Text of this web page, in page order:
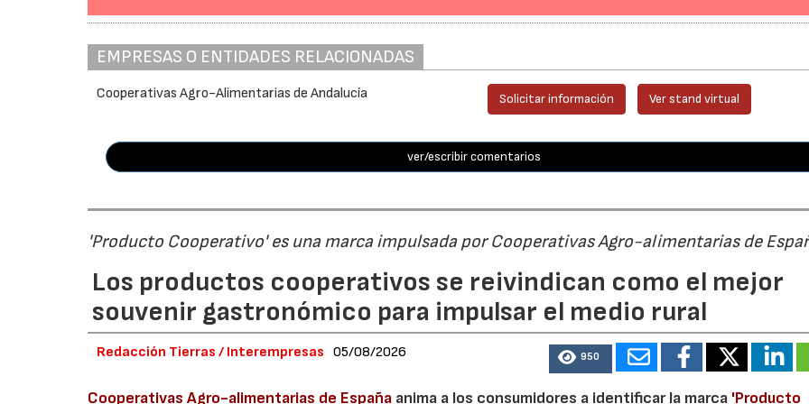
EMPRESAS O ENTIDADES RELACIONADAS
Cooperativas Agro-Alimentarias de Andalucía Solicitar información Ver stand virtual
ver/escribir comentarios
'Producto Cooperativo' es una marca impulsada por Cooperativas Agro-alimentarias de
Los productos cooperativos se reivindican como el mejor
souvenir gastronómico para impulsar el medio rural
Redacción Tierras / Interempresas 05/08/2026 950
Cooperativas Agro-alimentarias de España anima a los consumidores a identificar la marca 'Producto